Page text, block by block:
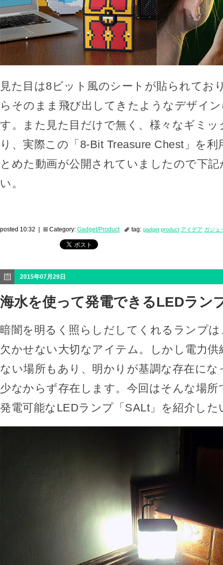
見た目は8ビット風のシートが貼られてお
らそのまま飛び出してきたようなデザイ
す。また見た目だけで無く、様々なギミ
り、実際この「8-Bit Treasure Chest」を
とめた動画が公開されていましたので下
い。
posted 10:32 | Category: Gadget/Product tag: gadget product アイデア ガジェ
2015年07月29日
海水を使って発電できるLEDラン
暗闇を明るく照らしだしてくれるランプ
欠かせない大切なアイテム。しかし電力供
ない場所もあり、明かりが基調な存在に
少なからず存在します。今回はそんな場
発電可能なLEDランプ「SALt」を紹介し